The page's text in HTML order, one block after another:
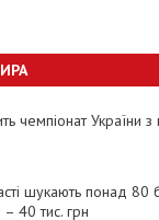
чемпіонат України
шукають понад 80
– 40 тис. грн